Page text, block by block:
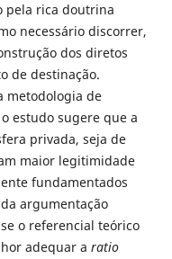
pela rica doutrina
necessário discorrer,
dos diretos
de destinação.
metodologia de
estudo sugere que a
privada, seja de
maior legitimidade
fundamentados
argumentação
o referencial teórico
adequar a ratio